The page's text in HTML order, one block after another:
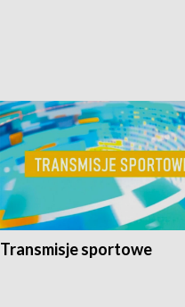
Transmisje sportowe